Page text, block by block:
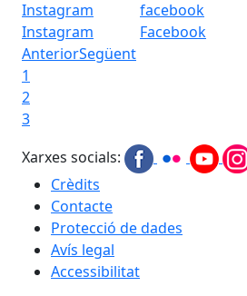
Instagram Facebook
AnteriorSegüent
1
2
3
Xarxes socials:
Crèdits
Contacte
Protecció de dades
Avís legal
Accessibilitat